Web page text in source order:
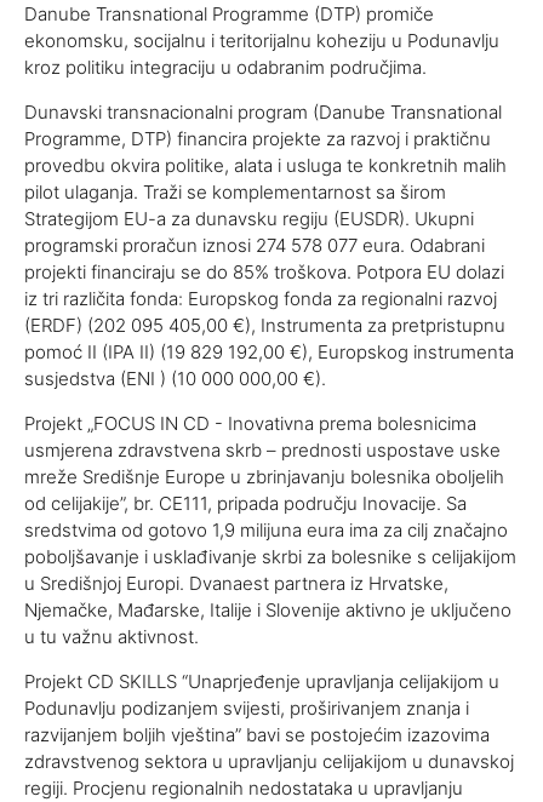
Danube Transnational Programme (DTP) promiče
ekonomsku, socijalnu i teritorijalnu koheziju u Podunavlju
kroz politiku integraciju u odabranim područjima.
Dunavski transnacionalni program (Danube Transnational
Programme, DTP) financira projekte za razvoj i praktičnu
provedbu okvira politike, alata i usluga te konkretnih malih
pilot ulaganja. Traži se komplementarnost sa širom
Strategijom EU-a za dunavsku regiju (EUSDR). Ukupni
programski proračun iznosi 274 578 077 eura. Odabrani
projekti financiraju se do 85% troškova. Potpora EU dolazi
iz tri različita fonda: Europskog fonda za regionalni razvoj
(ERDF) (202 095 405,00 €), Instrumenta za pretpristupnu
pomoć II (IPA II) (19 829 192,00 €), Europskog instrumenta
susjedstva (ENI ) (10 000 000,00 €).
Projekt „FOCUS IN CD - Inovativna prema bolesnicima
usmjerena zdravstvena skrb – prednosti uspostave uske
mreže Središnje Europe u zbrinjavanju bolesnika oboljelih
od celijakije”, br. CE111, pripada području Inovacije. Sa
sredstvima od gotovo 1,9 milijuna eura ima za cilj značajno
poboljšavanje i usklađivanje skrbi za bolesnike s celijakijom
u Središnjoj Europi. Dvanaest partnera iz Hrvatske,
Njemačke, Mađarske, Italije i Slovenije aktivno je uključeno
u tu važnu aktivnost.
Projekt CD SKILLS “Unaprjeđenje upravljanja celijakijom u
Podunavlju podizanjem svijesti, proširivanjem znanja i
razvijanjem boljih vještina” bavi se postojećim izazovima
zdravstvenog sektora u upravljanju celijakijom u dunavskoj
regiji. Procjenu regionalnih nedostataka u upravljanju